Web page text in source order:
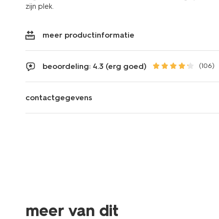
zijn plek.
meer productinformatie
beoordeling: 4.3 (erg goed) (106)
contactgegevens
meer van dit